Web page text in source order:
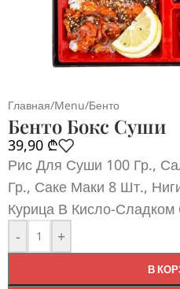
Главная/Menu/Бенто
Бенто Бокс Суши
39,90 ₾
Рис Для Суши 100 Гр.,
Гр., Саке Маки 8 Шт.,
Курица В Кисло-Сладком
-
+
В